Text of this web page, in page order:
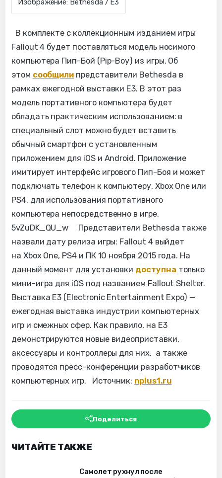
Изображение: Bethesda / E3
В комплекте с коллекционным изданием игры
Fallout 4 будет поставляться модель носимого
компьютера Пип-Бой (Pip-Boy) из игры. Об
этом сообщили представители Bethesda в
рамках ежегодной выставки E3. В этот раз
модель портативного компьютера будет
обладать практическим использованием: в
специальный слот можно будет вставить
обычный смартфон с установленным
приложением для iOS и Android. Приложение
имитирует интерфейс игрового Пип-Боя и может
подключать телефон к компьютеру, Xbox One или
PS4, для использования портативного
компьютера непосредственно в игре.
5vZuDK_QU_w Представители Bethesda также
назвали дату релиза игры: Fallout 4 выйдет
на Xbox One, PS4 и ПК 10 ноября 2015 года. На
данный момент для установки доступна только
мини-игра для iOS под названием Fallout Shelter.
Выставка E3 (Electronic Entertainment Expo) —
ежегодная выставка индустрии компьютерных
игр и смежных сфер. Как правило, на E3
демонстрируются новые видеоприставки,
аксессуары и контроллеры для них, а также
проводятся пресс-конференции разработчиков
компьютерных игр. Источник: nplus1.ru
Поделиться
ЧИТАЙТЕ ТАКЖЕ
Самолет рухнул после